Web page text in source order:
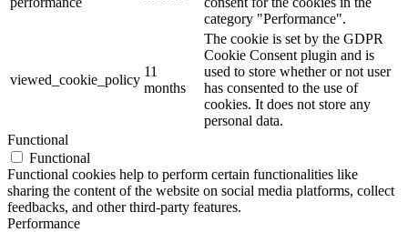
category "Performance".
viewed_cookie_policy
11
months
The cookie is set by the GDPR
Cookie Consent plugin and is
used to store whether or not user
has consented to the use of
cookies. It does not store any
personal data.
Functional
Functional
Functional cookies help to perform certain functionalities like
sharing the content of the website on social media platforms, collect
feedbacks, and other third-party features.
Performance